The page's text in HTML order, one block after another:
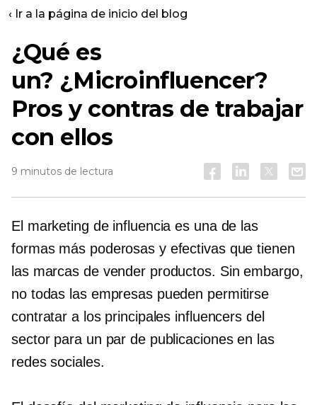
‹ Ir a la página de inicio del blog
¿Qué es
un? ¿Microinfluencer?
Pros y contras de trabajar
con ellos
9 minutos de lectura
El marketing de influencia es una de las
formas más poderosas y efectivas que tienen
las marcas de vender productos. Sin embargo,
no todas las empresas pueden permitirse
contratar a los principales influencers del
sector para un par de publicaciones en las
redes sociales.